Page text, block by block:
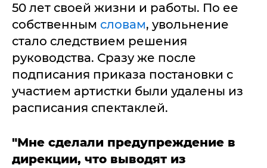
50 лет своей жизни и работы. По ее
собственным словам, увольнение
стало следствием решения
руководства. Сразу же после
подписания приказа постановки с
участием артистки были удалены из
расписания спектаклей.
"Мне сделали предупреждение в
дирекции, что выводят из